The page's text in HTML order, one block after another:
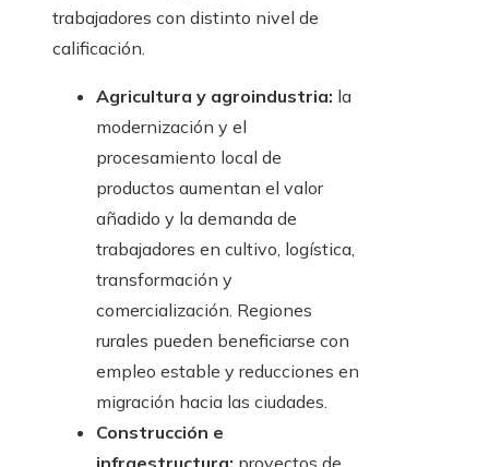
trabajadores con distinto nivel de
calificación.
Agricultura y agroindustria: la
modernización y el
procesamiento local de
productos aumentan el valor
añadido y la demanda de
trabajadores en cultivo, logística,
transformación y
comercialización. Regiones
rurales pueden beneficiarse con
empleo estable y reducciones en
migración hacia las ciudades.
Construcción e